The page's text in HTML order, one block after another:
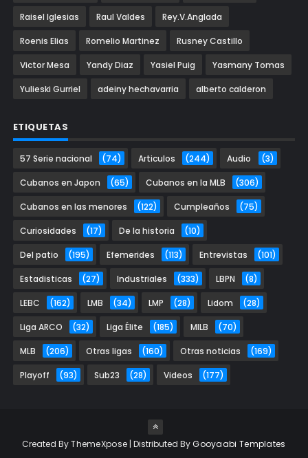
Raisel Iglesias Raul Valdes Rey.V.Anglada
Roenis Elias Romelio Martinez Rusney Castillo
Victor Mesa Yandy Diaz Yasiel Puig Yasmany Tomas
Yulieski Gurriel adeiny hechavarria alberto calderon
ETIQUETAS
57 Serie nacional (74) Articulos (244) Audio (3)
Cubanos en Japon (65) Cubanos en la MLB (306)
Cubanos en las menores (122) Cumpleaños (75)
Curiosidades (17) De la historia (10)
Del patio (195) Efemerides (113) Entrevistas (101)
Estadisticas (27) Industriales (333) LBPN (8)
LEBC (162) LMB (34) LMP (28) Lidom (28)
Liga ARCO (32) Liga Élite (185) MILB (70)
MLB (206) Otras ligas (160) Otras noticias (169)
Playoff (93) Sub23 (28) Videos (177)
Created ByThemeXpose | Distributed ByGooyaabi Templates